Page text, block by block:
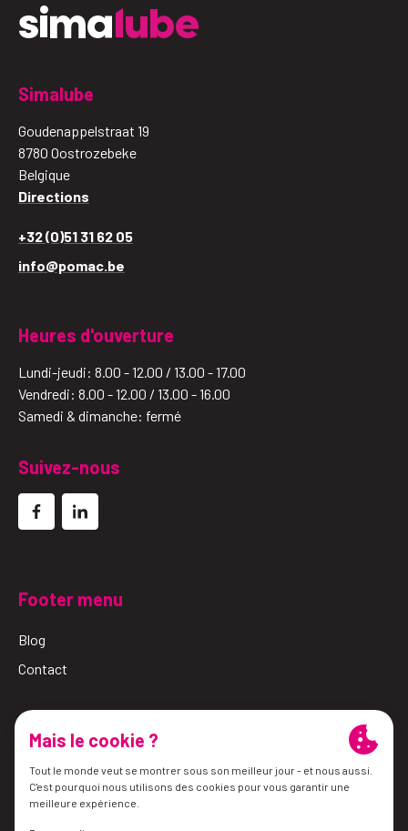
Simalube
Goudenappelstraat 19
8780 Oostrozebeke
Belgique
Directions
+32 (0)51 31 62 05
info@pomac.be
Heures d'ouverture
Lundi-jeudi: 8.00 - 12.00 / 13.00 - 17.00
Vendredi: 8.00 - 12.00 / 13.00 - 16.00
Samedi & dimanche: fermé
Suivez-nous
Footer menu
Blog
Contact
Conditions générales
Politique de confidentialité